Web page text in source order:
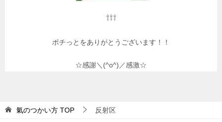
⇧⇧⇧
ポチっとをありがとうございます！！
☆感謝＼(^o^)／感激☆
氣のつかい方 TOP 反射区